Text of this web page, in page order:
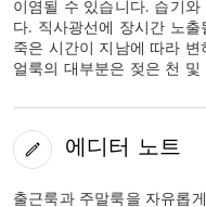
이염될 수 있습니다. 습기와
다. 직사광선에 장시간 노
죽은 시간이 지남에 따라
얼룩의 대부분은 젖은 천
에디터 노트
출근룩과 주말룩을 자유롭